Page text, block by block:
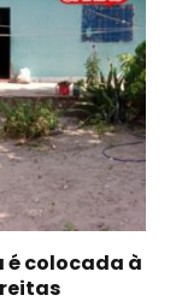
é colocada à